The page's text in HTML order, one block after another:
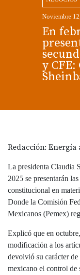
Noviembre
En
y
Redacción: Energía
La presidenta Claudia
2025 se presentarán
constitucional en
Donde la Comisión
Mexicanos (Pemex)
Explicó que en
modificación a los
devolvió su carácter
mexicano el control de